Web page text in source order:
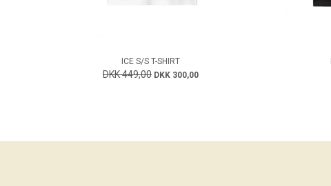
ICE S/S T-SHIRT
DKK 449,00 DKK 300,00